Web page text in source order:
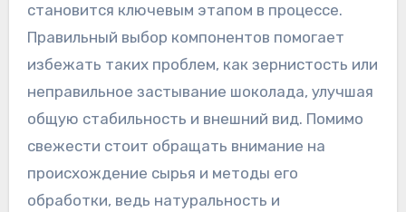
становится ключевым этапом в процессе.
Правильный выбор компонентов помогает
избежать таких проблем, как зернистость или
неправильное застывание шоколада, улучшая
общую стабильность и внешний вид. Помимо
свежести стоит обращать внимание на
происхождение сырья и методы его
обработки, ведь натуральность и